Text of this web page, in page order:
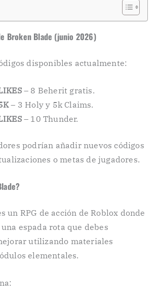
Broken Blade (junio 2026)
disponibles actualmente:
– 8 Beherit gratis.
– 3 Holy y 5k Claims.
– 10 Thunder.
podrían añadir nuevos códigos
o metas de jugadores.
un RPG de acción de Roblox donde
espada rota que debes
utilizando materiales
elementales.